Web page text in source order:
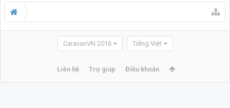
CaravanVN 2016 Tiếng Việt
Liên hệ Trợ giúp Điều khoản